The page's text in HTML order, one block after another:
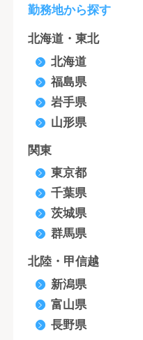
勤務地から探す
北海道・東北
北海道
福島県
岩手県
山形県
関東
東京都
千葉県
茨城県
群馬県
北陸・甲信越
新潟県
富山県
長野県